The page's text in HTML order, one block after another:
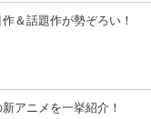
＆話題作が勢ぞろい！
アニメを一挙紹介！